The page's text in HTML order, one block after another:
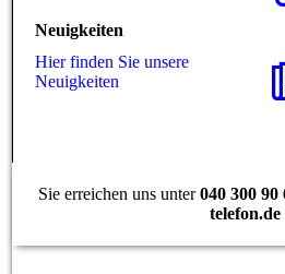
Neuigkeiten
Hier finden Sie unsere
Neuigkeiten
Sie erreichen uns unter040 300 90
telefon.de